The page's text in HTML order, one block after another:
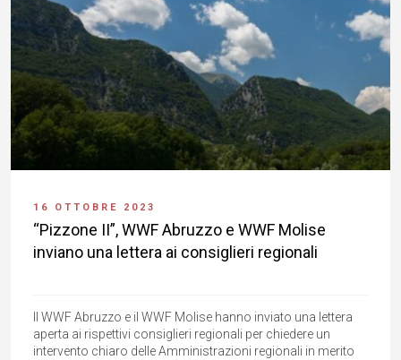
16 OTTOBRE 2023
“Pizzone II”, WWF Abruzzo e WWF Molise
inviano una lettera ai consiglieri regionali
Il WWF Abruzzo e il WWF Molise hanno inviato una lettera
aperta ai rispettivi consiglieri regionali per chiedere un
intervento chiaro delle Amministrazioni regionali in merito